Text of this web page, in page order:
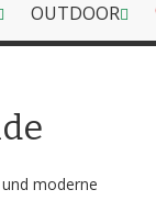
OUTDOOR
moderne